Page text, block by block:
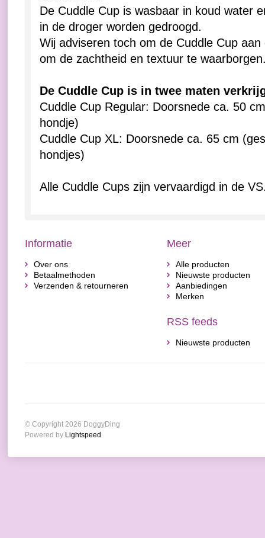
De Cuddle Cup is wasbaar in koud water
in de droger worden gedroogd.
Wij adviseren toch om de Cuddle Cup
om de zachtheid en textuur te
De Cuddle Cup is in twee maten
Cuddle Cup Regular: Doorsnede ca. 50
hondje)
Cuddle Cup XL: Doorsnede ca. 65 cm
hondjes)
Alle Cuddle Cups zijn vervaardigd in de
Informatie
Over ons
Betaalmethoden
Verzenden & retourneren
Meer
Alle producten
Nieuwste producten
Aanbiedingen
Merken
RSS feeds
Nieuwste producten
© Copyright 2026 DoggyDing
Powered by Lightspeed